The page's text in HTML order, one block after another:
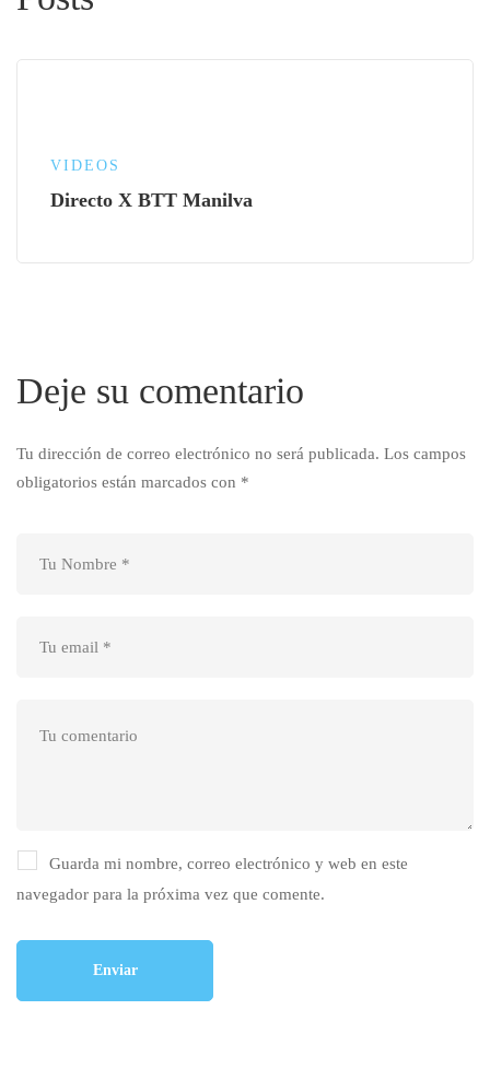
VIDEOS
Directo X BTT Manilva
Deje su comentario
Tu dirección de correo electrónico no será publicada. Los campos
obligatorios están marcados con *
Guarda mi nombre, correo electrónico y web en este
navegador para la próxima vez que comente.